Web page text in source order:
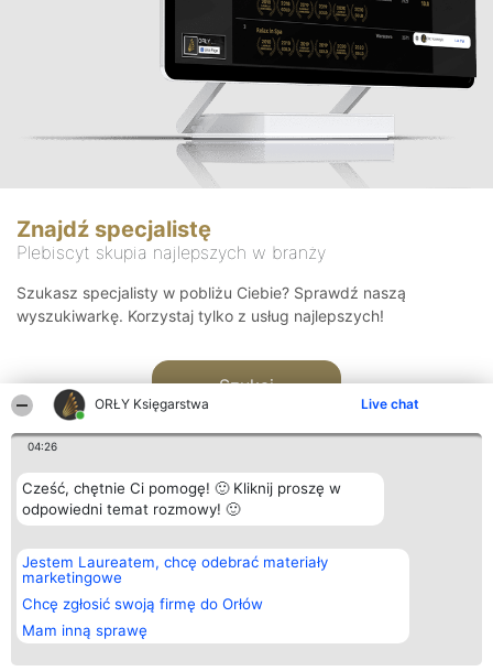
ORŁY Księgarstwa Live chat
04:26
Cześć, chętnie Ci pomogę! 🙂 Kliknij proszę w
odpowiedni temat rozmowy! 🙂
Jestem Laureatem, chcę odebrać materiały
marketingowe
Chcę zgłosić swoją firmę do Orłów
Mam inną sprawę
Znajdź specjalistę
Plebiscyt skupia najlepszych w branży
Szukasz specjalisty w pobliżu Ciebie? Sprawdź naszą
wyszukiwarkę. Korzystaj tylko z usług najlepszych!
Szukaj
Organizator plebiscytu
Bright Side Solutions sp. z o.
o. sp. k.
ul. Ruska 22
Wrocław 50-079
KRS 0000749100 | Regon
381313360 | NIP 8943132676
Plebiscyt
Laureaci
wszystkich
Laureatów
Regulamin
Kontakt
Kontakt